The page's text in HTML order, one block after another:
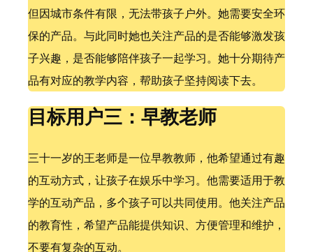
但因城市条件有限，无法带孩子户外。她需要安全环
保的产品。与此同时她也关注产品的是否能够激发孩
子兴趣，是否能够陪伴孩子一起学习。她十分期待产
品有对应的教学内容，帮助孩子坚持阅读下去。
目标用户三：早教老师
三十一岁的王老师是一位早教教师，他希望通过有趣
的互动方式，让孩子在娱乐中学习。他需要适用于教
学的互动产品，多个孩子可以共同使用。他关注产品
的教育性，希望产品能提供知识、方便管理和维护，
不要有复杂的互动。